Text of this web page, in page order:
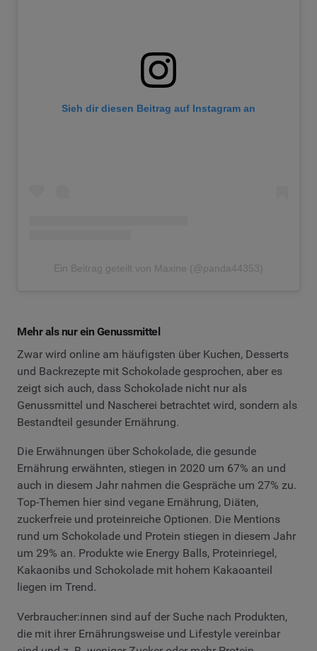
Sieh dir diesen Beitrag auf Instagram an
Ein Beitrag geteilt von Maxine (@panda44353)
Mehr als nur ein Genussmittel
Zwar wird online am häufigsten über Kuchen, Desserts
und Backrezepte mit Schokolade gesprochen, aber es
zeigt sich auch, dass Schokolade nicht nur als
Genussmittel und Nascherei betrachtet wird, sondern als
Bestandteil gesunder Ernährung.
Die Erwähnungen über Schokolade, die gesunde
Ernährung erwähnten, stiegen in 2020 um 67% an und
auch in diesem Jahr nahmen die Gespräche um 27% zu.
Top-Themen hier sind vegane Ernährung, Diäten,
zuckerfreie und proteinreiche Optionen. Die Mentions
rund um Schokolade und Protein stiegen in diesem Jahr
um 29% an. Produkte wie Energy Balls, Proteinriegel,
Kakaonibs und Schokolade mit hohem Kakaoanteil
liegen im Trend.
Verbraucher:innen sind auf der Suche nach Produkten,
die mit ihrer Ernährungsweise und Lifestyle vereinbar